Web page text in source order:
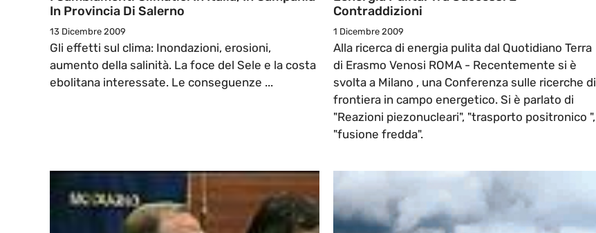
In Provincia Di Salerno
13 Dicembre 2009
Gli effetti sul clima: Inondazioni, erosioni,
aumento della salinità. La foce del Sele e la costa
ebolitana interessate. Le conseguenze ...
Contraddizioni
1 Dicembre 2009
Alla ricerca di energia pulita dal Quotidiano Terra
di Erasmo Venosi ROMA - Recentemente si è
svolta a Milano , una Conferenza sulle ricerche di
frontiera in campo energetico. Si è parlato di
"Reazioni piezonucleari", "trasporto positronico ",
"fusione fredda".